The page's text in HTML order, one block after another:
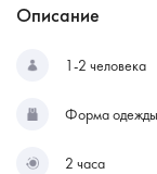
Описание
1-2 человека
Форма
2 часа